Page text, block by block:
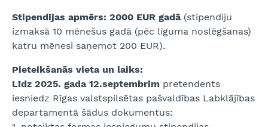
Stipendijas apmērs: 2000 EUR gadā(stipendiju
izmaksā 10 mēnešus gadā (pēc līguma noslēgšanas)
katru mēnesi saņemot 200 EUR).
Pieteikšanās vieta un laiks:
Līdz 2025. gada 12.septembrim pretendents
iesniedz Rīgas valstspilsētas pašvaldības Labklājības
departamentā šādus dokumentus: